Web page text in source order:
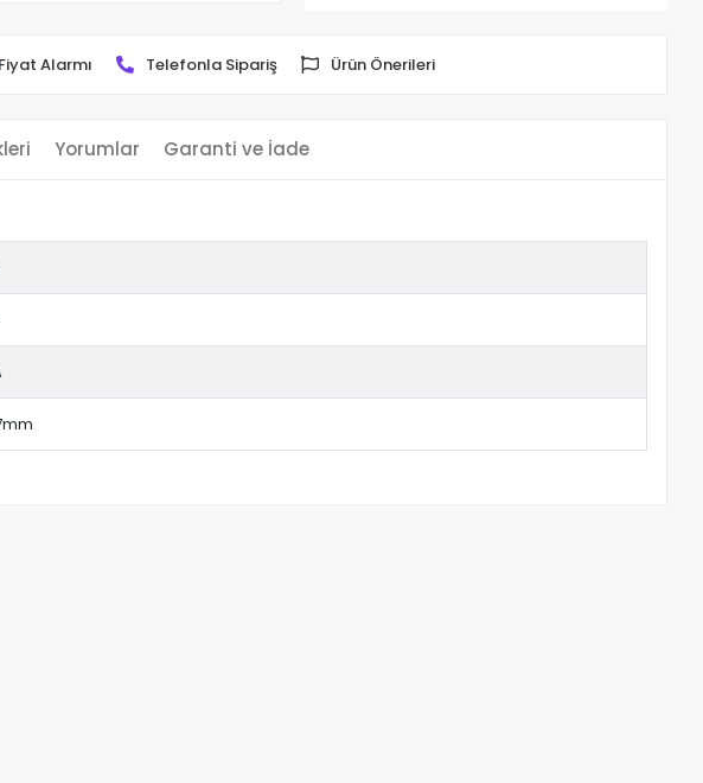
Fiyat Alarmı Telefonla Sipariş Ürün Önerileri
Yorumlar Garanti ve İade